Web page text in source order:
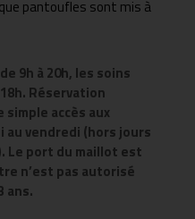
pantoufles sont mis à
9h à 20h, les soins
Réservation
accès aux
au vendredi (hors jours
Le port du maillot est
n’est pas autorisé
ans.